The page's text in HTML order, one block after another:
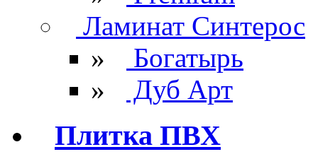
Ламинат Синтерос
»
Богатырь
»
Дуб Арт
Плитка ПВХ